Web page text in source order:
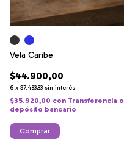
Vela Caribe
$44.900,00
6 x $7.483,33 sin interés
$35.920,00 con Transferencia o
depósito bancario
Comprar